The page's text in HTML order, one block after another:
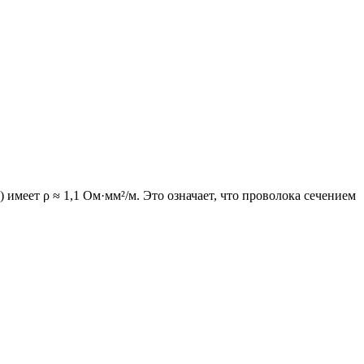
\rho}
ρ ≈ 1,1 Ом·мм²/м. Это означает, что проволока сечением